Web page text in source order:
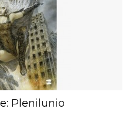
Plenilunio